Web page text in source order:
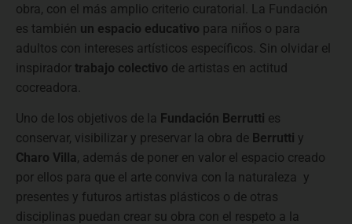
obra, con el más amplio criterio curatorial. La Fundación
es también un espacio educativo para niños o para
adultos con intereses artísticos específicos. Sin olvidar el
inspirador trabajo colectivo de artistas en actitud
cocreadora.
Uno de los objetivos de la Fundación Berrutti es
conservar, visibilizar y preservar la obra de Berrutti y
Charo Villa, además de poner en valor el espacio creado
por ellos para que el arte conviva con la naturaleza y
presentes y futuros artistas plásticos o de otras
disciplinas puedan crear su obra con el respeto a la